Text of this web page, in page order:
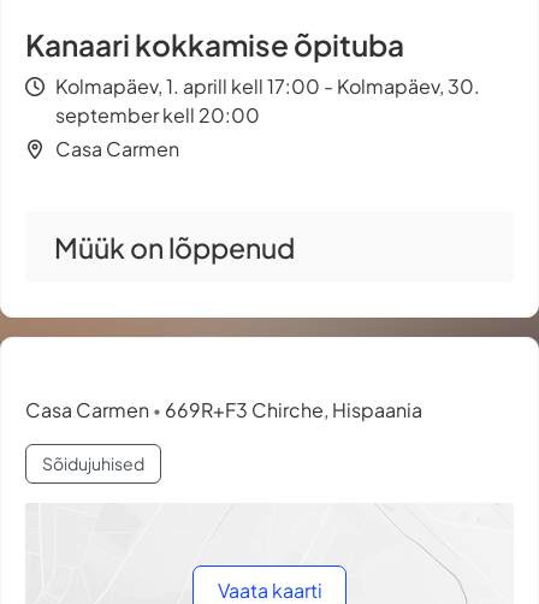
Kanaari kokkamise õpituba
Kolmapäev, 1. aprill kell 17:00 - Kolmapäev, 30.
september kell 20:00
Casa Carmen
Müük on lõppenud
Casa Carmen • 669R+F3 Chirche, Hispaania
Sõidujuhised
Vaata kaarti